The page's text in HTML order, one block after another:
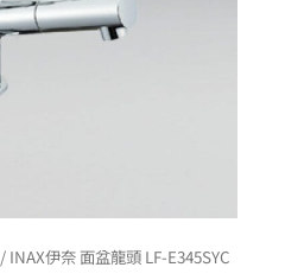
/ INAX伊奈 面盆龍頭 LF-E345SYC